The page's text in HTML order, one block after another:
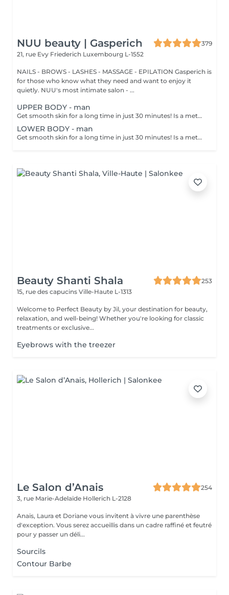
NUU beauty | Gasperich
379
21, rue Evy Friederich Luxembourg L-1552
NAILS - BROWS - LASHES - MASSAGE - EPILATION Gasperich is
for those who know what they need and want to enjoy it
quietly. NUU's most intimate salon - ...
UPPER BODY - man
Get smooth skin for a long time in just 30 minutes! Is a method of hair removal when your hair is pulled out with warm wax with the hair follicle. How is wax epilation done? - preparation is performed - wax is applied - depilation is performed - wax residue is removed Age restrictions: recommended to do from 14 years. Post procedure recommendations: do not take hot bath, do not visit sauna, do not swim in the pool for 12 hours after the procedure - it can cause irritation. Frequency: once in 4 weeks.
LOWER BODY - man
Get smooth skin for a long time in just 30 minutes! Is a method of hair removal when your hair is pulled out with warm wax with the hair follicle. How is wax epilation done? - preparation is performed - wax is applied - depilation is performed - wax residue is removed Age restrictions: recommended to do from 14 years. Post procedure recommendations: do not take hot bath, do not visit sauna, do not swim in the pool for 12 hours after the procedure - it can cause irritation. Frequency: once in 4 weeks.
Beauty Shanti Shala
253
15, rue des capucins Ville-Haute L-1313
Welcome to Perfect Beauty by Jil, your destination for beauty,
relaxation, and well-being! Whether you're looking for classic
treatments or exclusive...
Eyebrows with the treezer
Le Salon d’Anais
254
3, rue Marie-Adelaïde Hollerich L-2128
Anais, Laura et Doriane vous invitent à vivre une parenthèse
d'exception. Vous serez accueillis dans un cadre raffiné et feutré
pour y passer un déli...
Sourcils
Contour Barbe